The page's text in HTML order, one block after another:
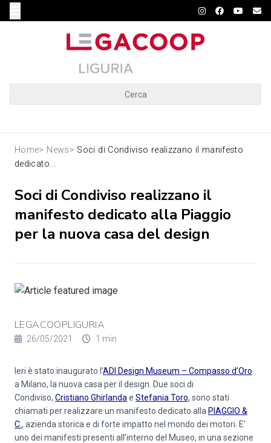
Cerca
Home> News> Soci di Condiviso realizzano il manifesto
dedicato...
Soci di Condiviso realizzano il
manifesto dedicato alla Piaggio
per la nuova casa del design
LEGACOOPLIGURIA
26/05/2021 1 min
Ieri è stato inaugurato l’ADI Design Museum – Compasso d’Oro
a Milano, la nuova casa per il design. Due soci di
Condiviso, Cristiano Ghirlanda e Stefania Toro, sono stati
chiamati per realizzare un manifesto dedicato alla PIAGGIO &
C., azienda storica e di forte impatto nel mondo dei motori. E'
uno dei manifesti presenti all’interno del Museo, in una sezione